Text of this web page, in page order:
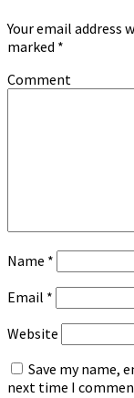
Your email address
marked *
Comment
Name *
Email *
Website
Save my name,
next time I